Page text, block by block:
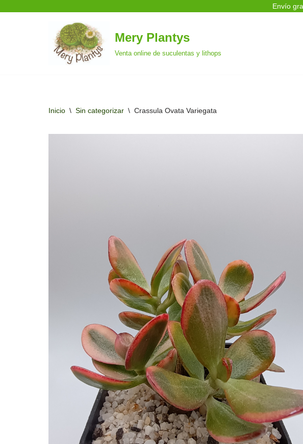
Envío
Mery Plantys
Venta online de suculentas y lithops
Inicio \ Sin categorizar \ Crassula Ovata Variegata